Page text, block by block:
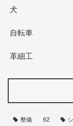
犬
自転車
革細工
整備 62